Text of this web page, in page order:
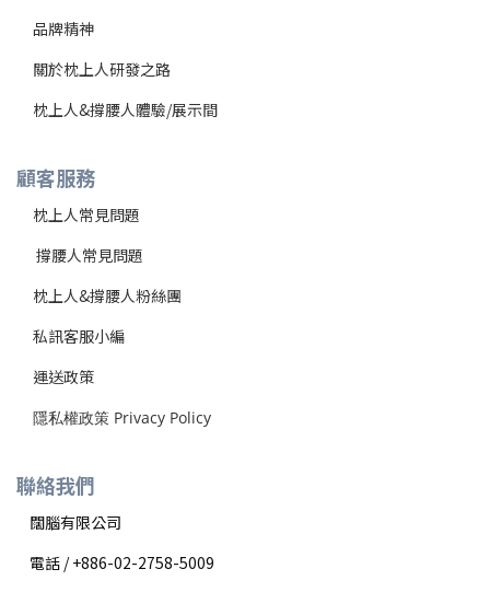
品牌精神
關於枕上人研發之路
枕上人&撐腰人體驗/展示間
顧客服務
枕上人常見問題
撐腰人常見問題
枕上人&撐腰人粉絲團
私訊客服小編
運送政策
隱私權政策 Privacy Policy
聯絡我們
闊腦有限公司
電話 / +886-02-2758-5009